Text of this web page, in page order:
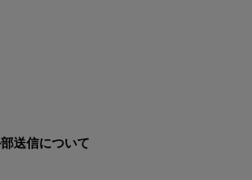
送信について